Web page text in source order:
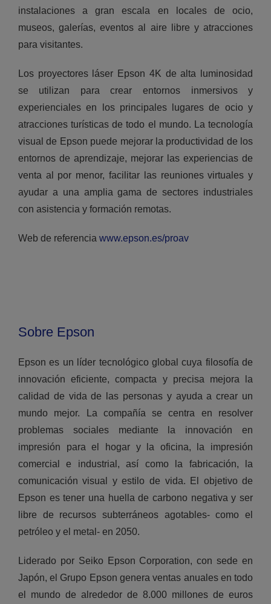
instalaciones a gran escala en locales de ocio,
museos, galerías, eventos al aire libre y atracciones
para visitantes.
Los proyectores láser Epson 4K de alta luminosidad
se utilizan para crear entornos inmersivos y
experienciales en los principales lugares de ocio y
atracciones turísticas de todo el mundo. La tecnología
visual de Epson puede mejorar la productividad de los
entornos de aprendizaje, mejorar las experiencias de
venta al por menor, facilitar las reuniones virtuales y
ayudar a una amplia gama de sectores industriales
con asistencia y formación remotas.
Web de referencia www.epson.es/proav
Sobre Epson
Epson es un líder tecnológico global cuya filosofía de
innovación eficiente, compacta y precisa mejora la
calidad de vida de las personas y ayuda a crear un
mundo mejor. La compañía se centra en resolver
problemas sociales mediante la innovación en
impresión para el hogar y la oficina, la impresión
comercial e industrial, así como la fabricación, la
comunicación visual y estilo de vida. El objetivo de
Epson es tener una huella de carbono negativa y ser
libre de recursos subterráneos agotables- como el
petróleo y el metal- en 2050.
Liderado por Seiko Epson Corporation, con sede en
Japón, el Grupo Epson genera ventas anuales en todo
el mundo de alrededor de 8.000 millones de euros